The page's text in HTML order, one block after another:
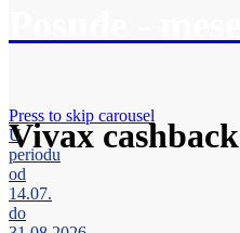
Vivax cashback
Press to skip carousel
U
periodu
od
14.07.
do